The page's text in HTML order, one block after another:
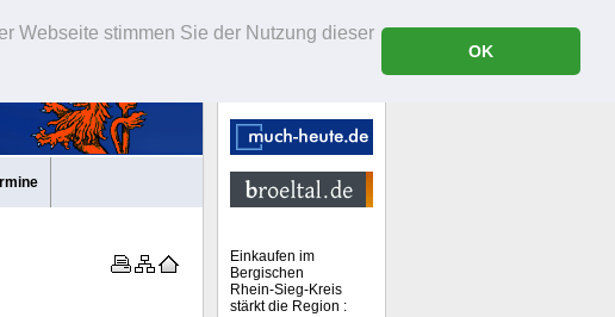
Webseite stimmen Sie der Nutzung dieser
OK
Einkaufen im
Bergischen
Rhein-Sieg-Kreis
stärkt die Region :